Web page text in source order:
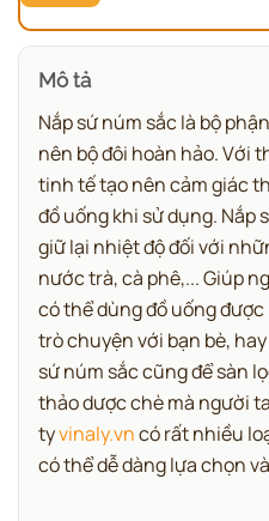
Mô tả
Nắp sứ núm sắc là bộ
nên bộ đôi hoàn hảo. Với
tinh tế tạo nên cảm giác
đồ uống khi sử dụng. Nắp
giữ lại nhiệt độ đối với
nước trà, cà phê,... Giúp
có thể dùng đồ uống
trò chuyện với bạn bè,
sứ núm sắc cũng để sàn
thảo dược chè mà người
tyvinaly.vncó rất nhiều
có thể dễ dàng lựa chọn